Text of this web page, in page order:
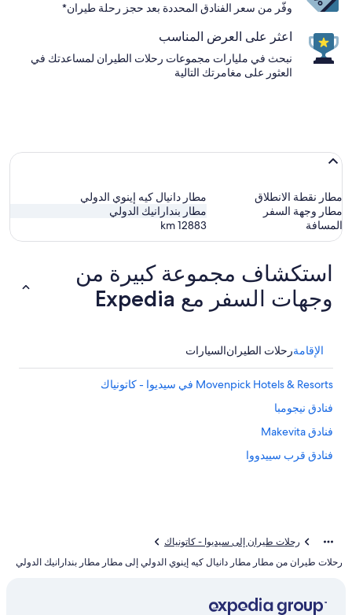
وفّر من سعر الفنادق المحددة بعد حجز رحلة طيران*
اعثر على العرض المناسب
نبحث في مليارات مجموعات رحلات الطيران لمساعدتك في
العثور على مغامرتك التالية
مطار نقطة الانطلاق
مطار دانيال كيه إينوي الدولي
مطار وجهة السفر
مطار بندارانيك الدولي
المسافة
12883
km
استكشاف مجموعة كبيرة من
وجهات السفر مع Expedia
الإقامةرحلات الطيرانالسيارات
Movenpick Hotels & Resorts في سيديوا - كاتونياك
فنادق نيجومبا
فنادق Makevita
فنادق قرب سييدووا
رحلات طيران إلى سيديوا - كاتونياك
رحلات طيران من مطار مطار دانيال كيه إينوي الدولي إلى مطار مطار بندارانيك الدولي